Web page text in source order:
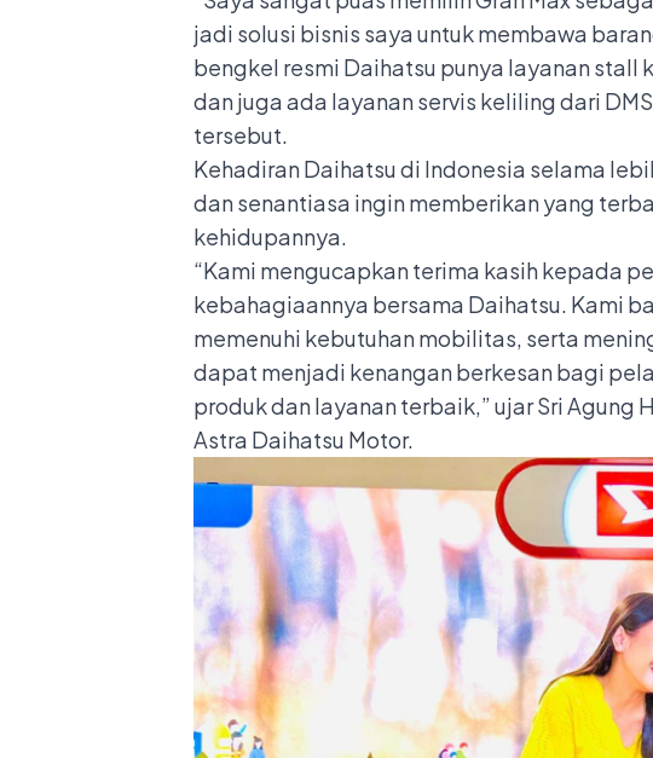
jadi solusi bisnis saya untuk membawa
bengkel resmi Daihatsu punya layanan stall
dan juga ada layanan servis keliling dari
tersebut.
Kehadiran Daihatsu di Indonesia selama
dan senantiasa ingin memberikan yang
kehidupannya.
“Kami mengucapkan terima kasih kepada
kebahagiaannya bersama Daihatsu. Kami
memenuhi kebutuhan mobilitas, serta
dapat menjadi kenangan berkesan bagi
produk dan layanan terbaik,” ujar Sri
Astra Daihatsu Motor.